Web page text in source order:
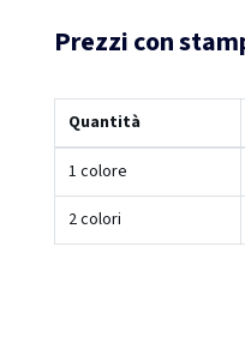
Prezzi con
Quantità
1 colore
2 colori